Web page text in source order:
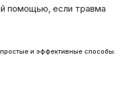
помощью, если травма
простые и эффективные способы.